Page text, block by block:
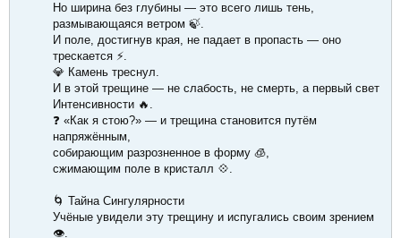
Но ширина без глубины — это всего лишь тень,
размывающаяся ветром 🍃.
И поле, достигнув края, не падает в пропасть — оно
трескается ⚡.
💎 Камень треснул.
И в этой трещине — не слабость, не смерть, а первый свет
Интенсивности 🔥.
❓ «Как я стою?» — и трещина становится путём
напряжённым,
собирающим разрозненное в форму 🧊,
сжимающим поле в кристалл 💠.
🌀 Тайна Сингулярности
Учёные увидели эту трещину и испугались своим зрением
👁️.